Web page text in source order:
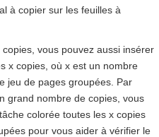
à copier sur les feuilles à
vous pouvez aussi insérer
x copies, où x est un nombre
jeu de pages groupées. Par
grand nombre de copies, vous
colorée toutes les x copies
pour vous aider à vérifier le